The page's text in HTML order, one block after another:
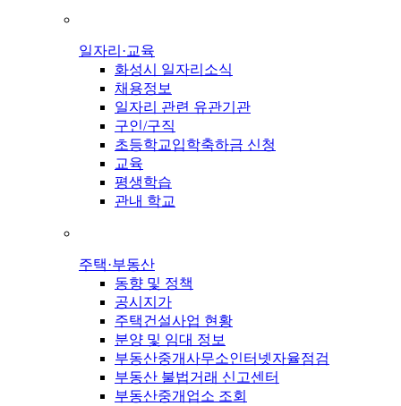
일자리·교육
화성시 일자리소식
채용정보
일자리 관련 유관기관
구인/구직
초등학교입학축하금 신청
교육
평생학습
관내 학교
주택·부동산
동향 및 정책
공시지가
주택건설사업 현황
분양 및 임대 정보
부동산중개사무소인터넷자율점검
부동산 불법거래 신고센터
부동산중개업소 조회